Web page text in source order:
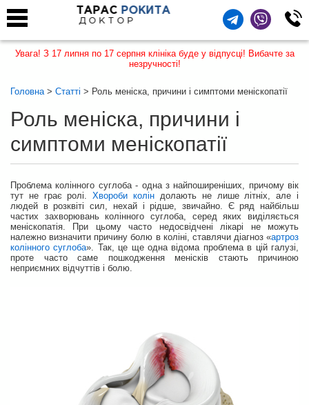
ТАРАС РОКИТА
ДОКТОР
Увага! З 17 липня по 17 серпня клініка буде у відпусці! Вибачте за
незручності!
Головна > Статті > Роль меніска, причини і симптоми меніскопатії
Роль меніска, причини і
симптоми меніскопатії
Проблема колінного суглоба - одна з найпоширеніших, причому вік
тут не грає ролі.Хвороби колін долають не лише літніх, але і
людей в розквіті сил, нехай і рідше, звичайно. Є ряд найбільш
частих захворювань колінного суглоба, серед яких виділяється
меніскопатія. При цьому часто недосвідчені лікарі не можуть
належно визначити причину болю в коліні, ставлячи діагноз «артроз
колінного суглоба». Так, це ще одна відома проблема в цій галузі,
проте часто саме пошкодження менісків стають причиною
неприємних відчуттів і болю.